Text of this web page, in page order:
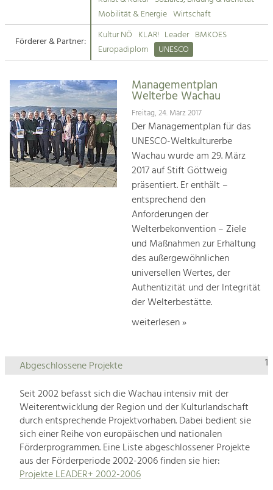
Suche
Impressum
Kontakt
Tourismus
Angebotsentwicklung und
Kunst & Kultur
Handwerk, Wissenschaft und Forschung.
Soziales, Bildung &
Identität
Gleichberechtigung, Jugend und
Integration
Mobilität & Energie
Klimawandel, öffentlicher Verkehr und
Steigerung regionaler Wertschöpfung
Mobilität & Energie Wirtschaft
Förderer & Partner:
Kultur NÖ KLAR! Leader BMKOES
Europadiplom
UNESCO
Managementplan
Welterbe Wachau
Freitag, 24. März 2017
Der Managementplan für das
UNESCO-Weltkulturerbe
Wachau wurde am 29. März
2017 auf Stift Göttweig
präsentiert. Er enthält –
entsprechend den
Anforderungen der
Welterbekonvention – Ziele
und Maßnahmen zur Erhaltung
des außergewöhnlichen
universellen Wertes, der
Authentizität und der Integrität
der Welterbestätte.
weiterlesen »
1
Abgeschlossene Projekte
Seit 2002 befasst sich die Wachau intensiv mit der
Weiterentwicklung der Region und der Kulturlandschaft
durch entsprechende Projektvorhaben. Dabei bedient sie
sich einer Reihe von europäischen und nationalen
Förderprogrammen. Eine Liste abgeschlossener Projekte
aus der Förderperiode 2002-2006 finden sie hier:
Projekte LEADER+ 2002-2006